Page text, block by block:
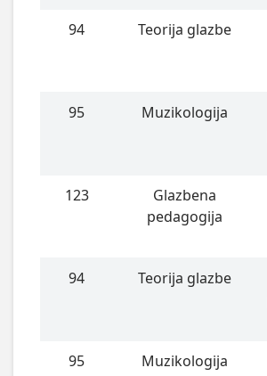
94 Teorija glazbe
95 Muzikologija
123
Glazbena
pedagogija
94 Teorija glazbe
95 Muzikologija